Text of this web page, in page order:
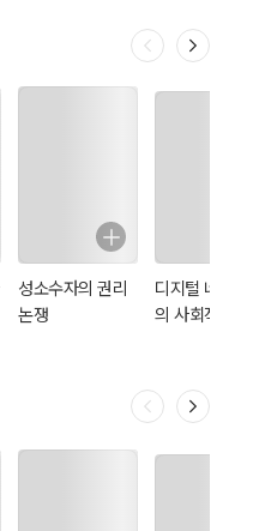
성소수자의 권리
논쟁
디지털 네이티브
의 사회적 시간은